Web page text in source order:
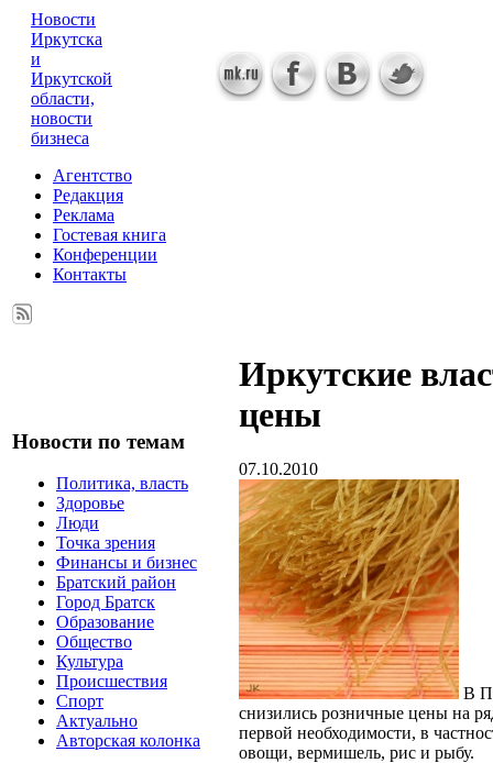
Новости
Иркутска
и
Иркутской
области,
новости
бизнеса
Агентство
Редакция
Реклама
Гостевая книга
Конференции
Контакты
Новости по темам
Политика, власть
Здоровье
Люди
Точка зрения
Финансы и бизнес
Братский район
Город Братск
Образование
Общество
Культура
Происшествия
Спорт
Актуально
Авторская колонка
Иркутские
цены
07.10.2010
В
снизились розничные цены на
первой необходимости, в
овощи, вермишель, рис и рыбу.